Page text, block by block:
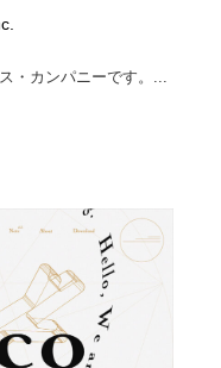
・カンパニーです。...